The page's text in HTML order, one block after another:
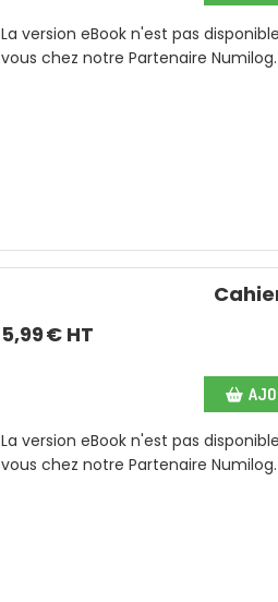
La version eBook n'est pas
vous chez notre Partenaire Numilog.
La version eBook n'est pas
vous chez notre Partenaire Numilog.
5,99€ HT